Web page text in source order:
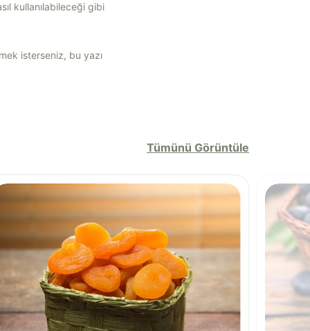
kullanılabileceği gibi
isterseniz, bu yazı
Tümünü Görüntüle